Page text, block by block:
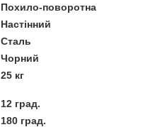
Похило-поворотна
Настінний
Сталь
Чорний
25 кг
12 град.
180 град.